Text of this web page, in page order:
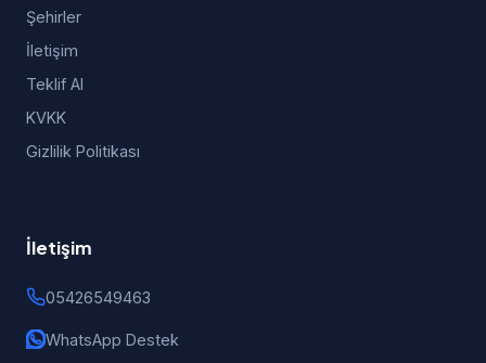
Şehirler
İletişim
Teklif Al
KVKK
Gizlilik Politikası
İletişim
05426549463
WhatsApp Destek